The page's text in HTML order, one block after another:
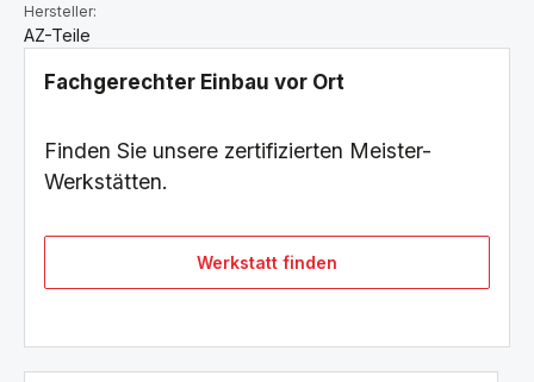
Hersteller:
AZ-Teile
Fachgerechter Einbau vor Ort
Finden Sie unsere zertifizierten Meister-
Werkstätten.
Werkstatt finden